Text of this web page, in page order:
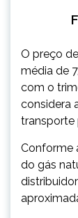
O preço
média de
com o
considera
transporte
Conforme
do gás